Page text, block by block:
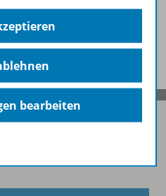
Service
bearbeiten